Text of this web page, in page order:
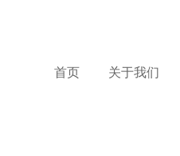
首页 关于我们